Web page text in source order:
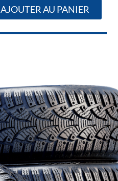
AJOUTER AU PANIER